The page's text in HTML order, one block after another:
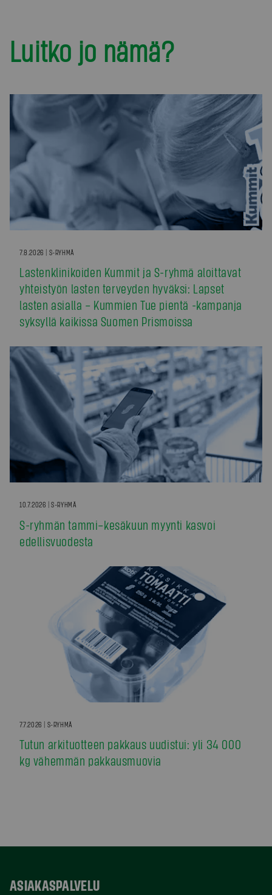
Luitko jo nämä?
7.8.2026 | S-RYHMÄ
Lastenklinikoiden Kummit ja S-ryhmä aloittavat
yhteistyön lasten terveyden hyväksi: Lapset
lasten asialla – Kummien Tue pientä -kampanja
syksyllä kaikissa Suomen Prismoissa
10.7.2026 | S-RYHMÄ
S-ryhmän tammi–kesäkuun myynti kasvoi
edellisvuodesta
7.7.2026 | S-RYHMÄ
Tutun arkituotteen pakkaus uudistui: yli 34 000
kg vähemmän pakkausmuovia
ASIAKASPALVELU